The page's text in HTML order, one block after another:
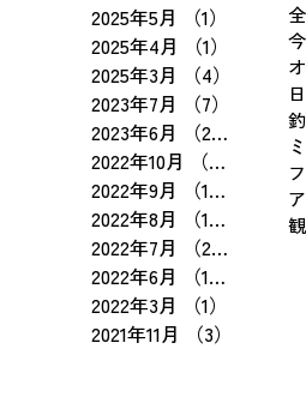
2025年5月 （1）
1件の記
2025年4月
（1）
1件の記
2025年3月
（4）
4件の
2023年7月
（7）
7件の記
2023年6月
（25）
25件
2022年10月
（3）
3件の
2022年9月
（15）
15件の
2022年8月
（10）
10件の
2022年7月
（23）
2022年6月
（19）
2022年3月
（1）
2021年11月
（3）